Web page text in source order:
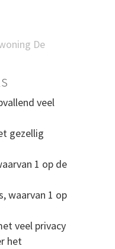
De
veel
gezellig
1 op de
waarvan 1 op
veel privacy
het